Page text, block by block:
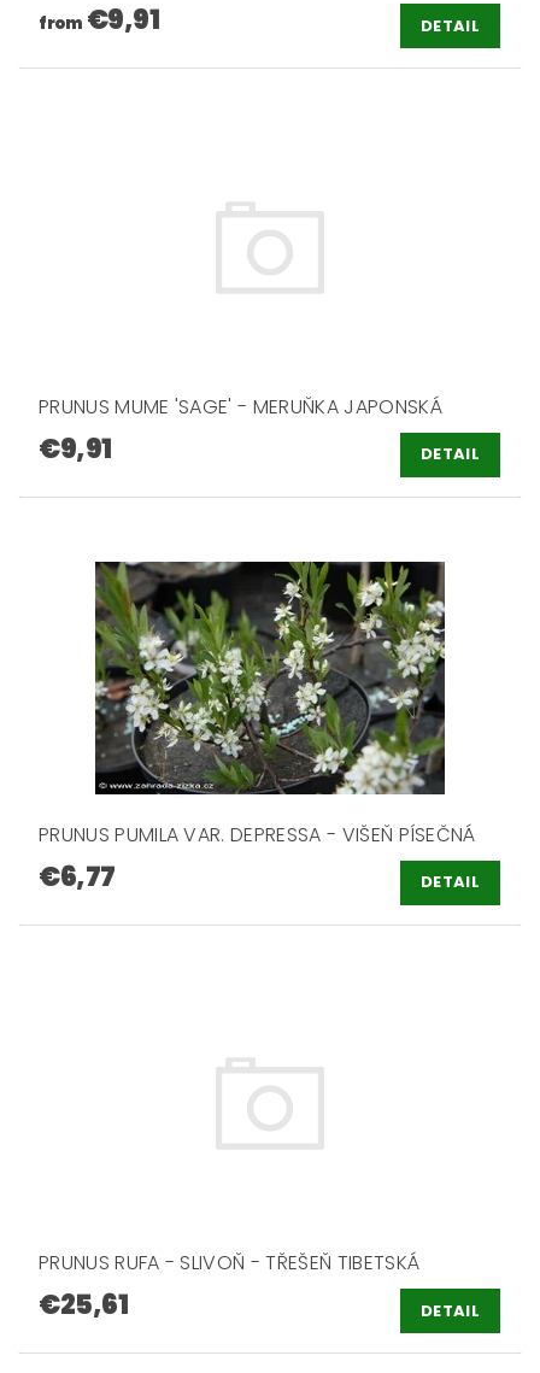
from €9,91 DETAIL
PRUNUS MUME 'SAGE' - MERUŇKA JAPONSKÁ
€9,91 DETAIL
PRUNUS PUMILA VAR. DEPRESSA - VIŠEŇ PÍSEČNÁ
€6,77 DETAIL
PRUNUS RUFA - SLIVOŇ - TŘEŠEŇ TIBETSKÁ
€25,61 DETAIL